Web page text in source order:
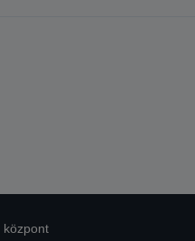
központ